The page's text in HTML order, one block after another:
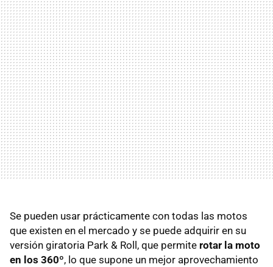
Se pueden usar prácticamente con todas las motos
que existen en el mercado y se puede adquirir en su
versión giratoria Park & Roll, que permite rotar la moto
en los 360º, lo que supone un mejor aprovechamiento